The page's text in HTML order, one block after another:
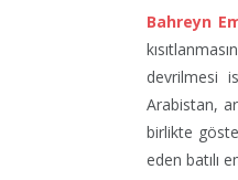
Bahreyn
devrilmesi
Arabistan,
birlikte
eden batılı